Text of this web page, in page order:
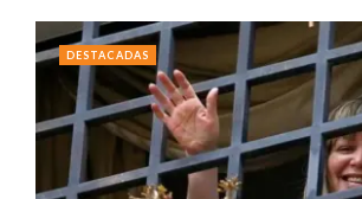
DESTACADAS